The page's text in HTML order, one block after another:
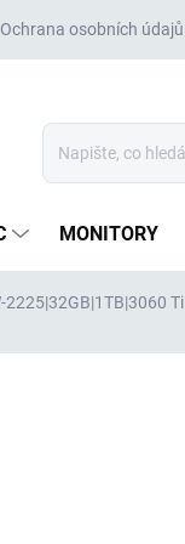
Ochrana osobních údajů
MONITORY
2225|32GB|1TB|3060 Ti